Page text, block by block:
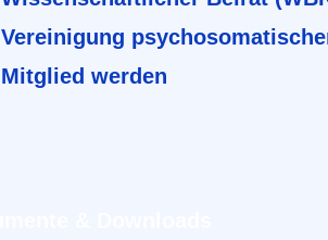
Vereinigung
Mitglied werden